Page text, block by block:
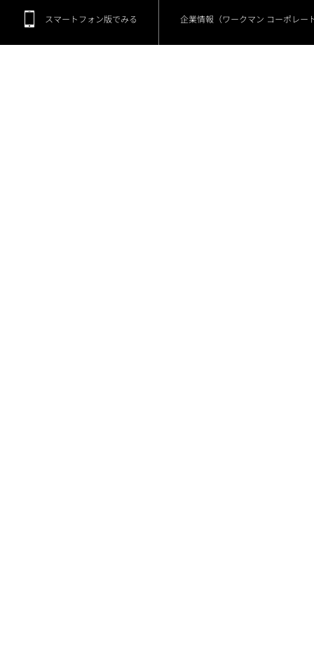
スマートフォン版でみる 企業情報（ワークマン コーポレー